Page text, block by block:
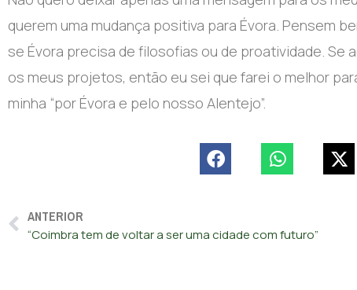
querem uma mudança positiva para Évora. Pensem
se Évora precisa de filosofias ou de proatividade.
os meus projetos, então eu sei que farei o melhor
minha “por Évora e pelo nosso Alentejo”.
ANTERIOR
“Coimbra tem de voltar a ser uma cidade com futuro”